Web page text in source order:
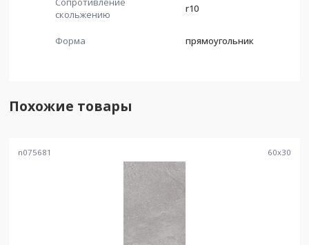
скольжению
r10
Форма прямоугольник
Похожие товары
n075681 60x30